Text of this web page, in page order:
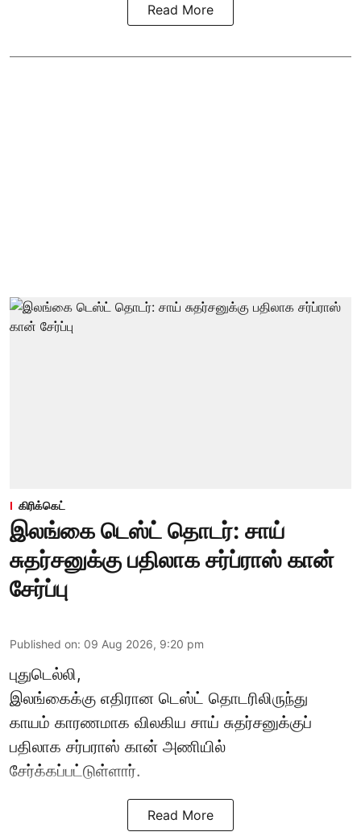
Read More
கிரிக்கெட்
இலங்கை டெஸ்ட் தொடர்: சாய்
சுதர்சனுக்கு பதிலாக சர்ப்ராஸ் கான்
சேர்ப்பு
Published on: 09 Aug 2026, 9:20 pm
புதுடெல்லி,
இலங்கைக்கு எதிரான டெஸ்ட் தொடரிலிருந்து
காயம் காரணமாக விலகிய சாய் சுதர்சனுக்குப்
பதிலாக சர்பராஸ் கான் அணியில்
சேர்க்கப்பட்டுள்ளார்.
Read More